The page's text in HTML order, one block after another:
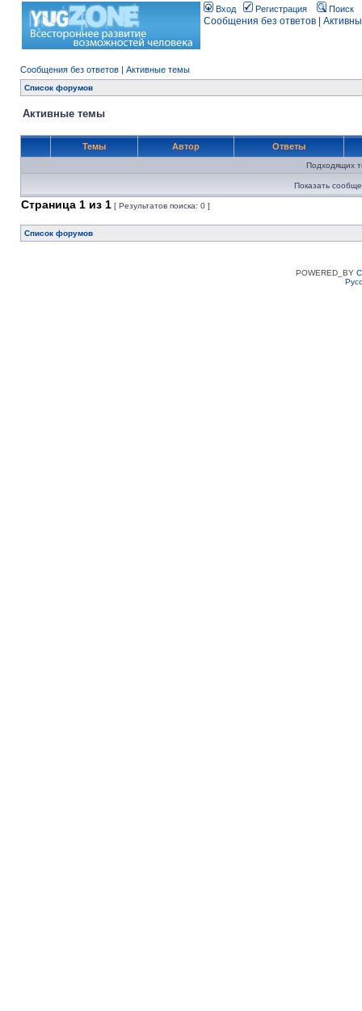
Вход Регистрация Поиск
Сообщения без ответов
Сообщения без ответов | Активные темы
Список форумов
Активные темы
Темы Автор Ответы
Подходящих
Показать
Страница 1 из 1 [ Результатов поиска: 0 ]
Список форумов
POWERED_BY